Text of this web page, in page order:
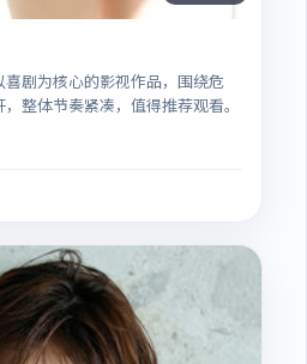
剧为核心的影视作品，围绕危
整体节奏紧凑，值得推荐观看。